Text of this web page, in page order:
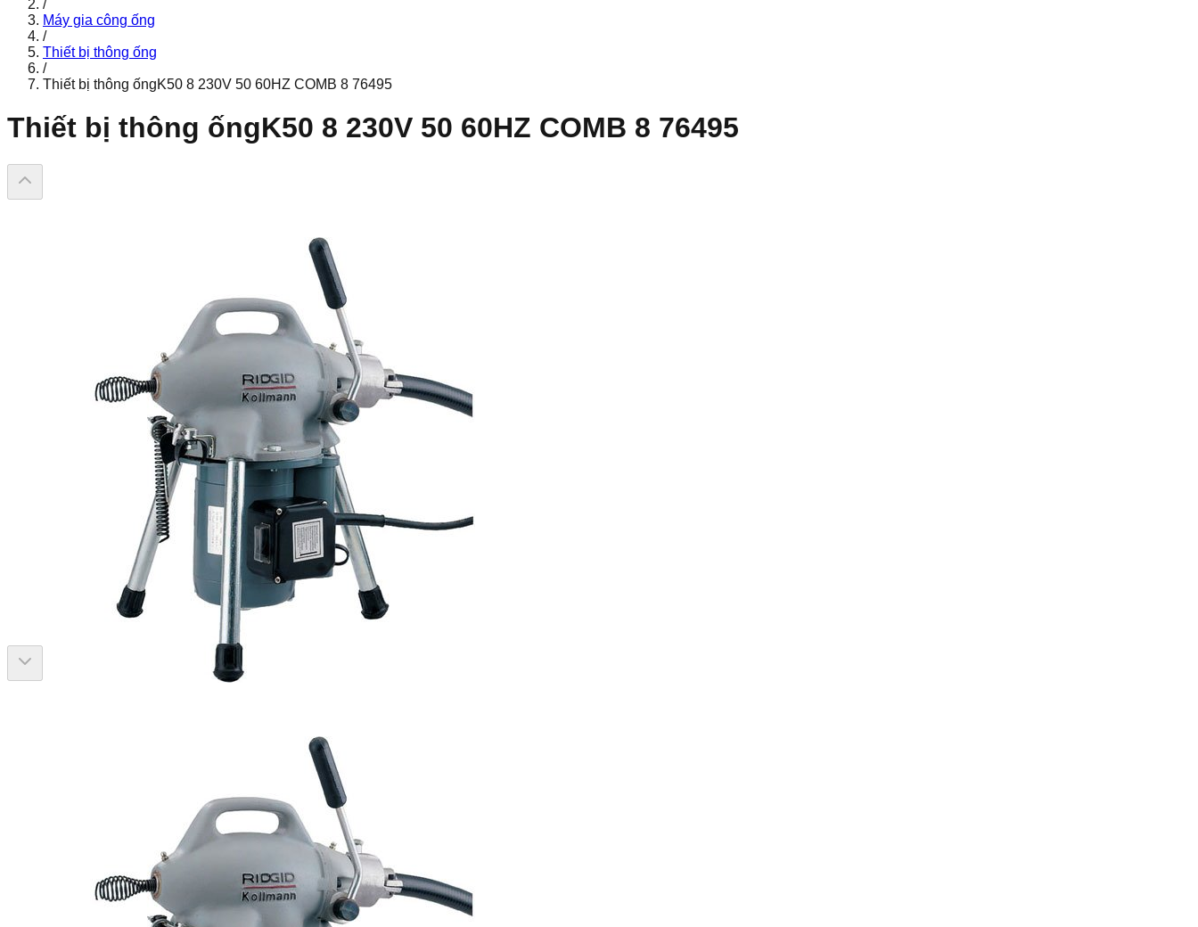
/
Máy gia công ống
/
Thiết bị thông ống
/
Thiết bị thông ốngK50 8 230V 50 60HZ COMB 8 76495
Thiết bị thông ốngK50 8 230V 50 60HZ COMB 8 76495